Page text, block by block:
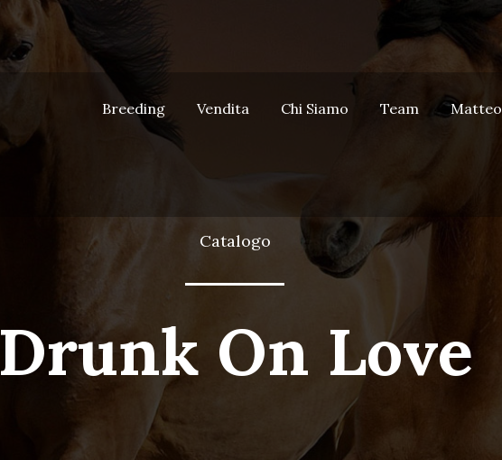
Breeding Vendita Chi Siamo Team Matteo
Catalogo
Drunk On Love